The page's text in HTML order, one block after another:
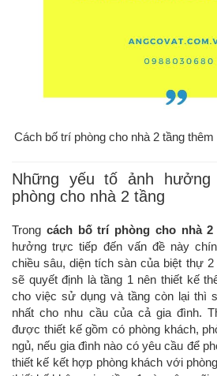
Cách bố trí phòng cho nhà 2 tầng
Những yếu tố ảnh
phòng cho nhà 2 tầng
Trong cách bố trí phòng cho nhà 2
hưởng trực tiếp đến vấn đề này
chiều sâu, diện tích sàn của biệt thự
sẽ quyết định là tầng 1 nên thiết kế
cho việc sử dụng và tầng còn lại thì
nhất cho nhu cầu của cả gia đình.
được thiết kế gồm có phòng khách,
ngủ, nếu gia đình nào có yêu cầu để
thiết kế kết hợp phòng khách với